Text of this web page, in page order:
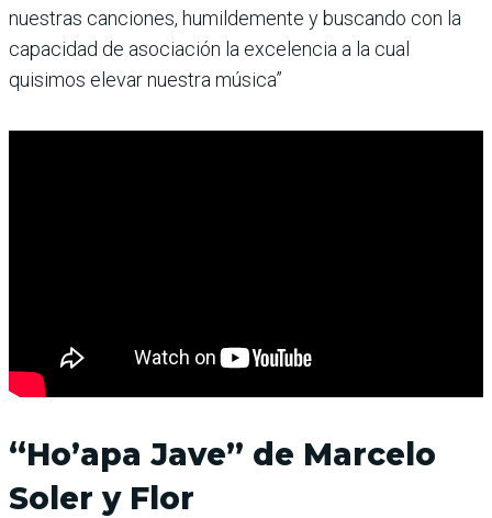
nuestras canciones, humildemente y buscando con la
capacidad de asociación la excelencia a la cual
quisimos elevar nuestra música”
“Ho’apa Jave” de Marcelo
Soler y Flor